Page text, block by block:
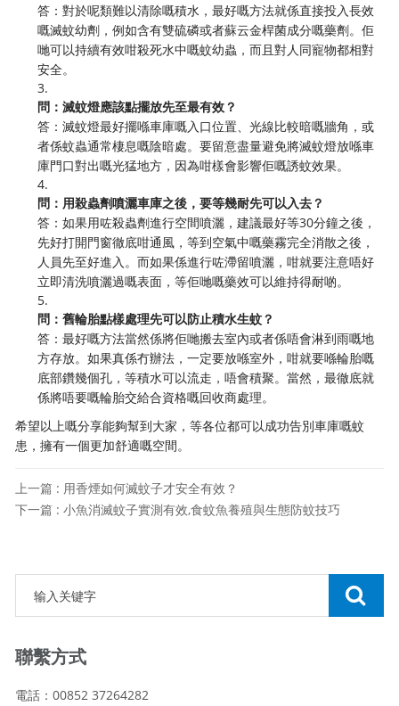
答：對於呢類難以清除嘅積水，最好嘅方法就係直接投入長效
嘅滅蚊幼劑，例如含有雙硫磷或者蘇云金桿菌成分嘅藥劑。佢
哋可以持續有效咁殺死水中嘅蚊幼蟲，而且對人同寵物都相對
安全。
3.
問：滅蚊燈應該點擺放先至最有效？
答：滅蚊燈最好擺喺車庫嘅入口位置、光線比較暗嘅牆角，或
者係蚊蟲通常棲息嘅陰暗處。要留意盡量避免將滅蚊燈放喺車
庫門口對出嘅光猛地方，因為咁樣會影響佢嘅誘蚊效果。
4.
問：用殺蟲劑噴灑車庫之後，要等幾耐先可以入去？
答：如果用咗殺蟲劑進行空間噴灑，建議最好等30分鐘之後，
先好打開門窗徹底咁通風，等到空氣中嘅藥霧完全消散之後，
人員先至好進入。而如果係進行咗滯留噴灑，咁就要注意唔好
立即清洗噴灑過嘅表面，等佢哋嘅藥效可以維持得耐啲。
5.
問：舊輪胎點樣處理先可以防止積水生蚊？
答：最好嘅方法當然係將佢哋搬去室內或者係唔會淋到雨嘅地
方存放。如果真係冇辦法，一定要放喺室外，咁就要喺輪胎嘅
底部鑽幾個孔，等積水可以流走，唔會積聚。當然，最徹底就
係將唔要嘅輪胎交給合資格嘅回收商處理。
希望以上嘅分享能夠幫到大家，等各位都可以成功告別車庫嘅蚊
患，擁有一個更加舒適嘅空間。
上一篇 : 用香煙如何滅蚊子才安全有效？
下一篇 : 小魚消滅蚊子實測有效,食蚊魚養殖與生態防蚊技巧
聯繫方式
電話：00852 37264282